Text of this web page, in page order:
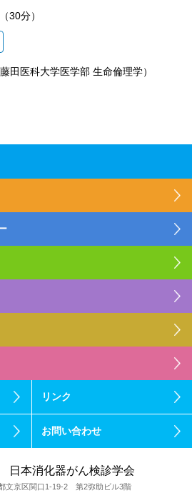
（30分）
田医科大学医学部 生命倫理学）
リンク
お問い合わせ
日本消化器がん検診学会
文京区関口1-19-2 第2弥助ビル3階